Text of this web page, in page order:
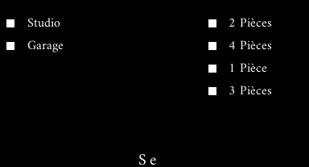
Studio
Garage
2 Pièces
4 Pièces
1 Pièce
3 Pièces
Se